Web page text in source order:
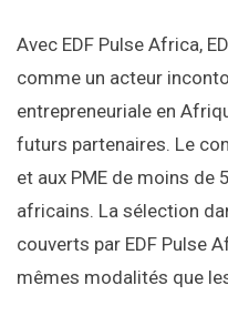
Avec EDF Pulse Africa,
comme un acteur
entrepreneuriale en
futurs partenaires. Le
et aux PME de moins de
africains. La sélection
couverts par EDF Pulse
mêmes modalités que